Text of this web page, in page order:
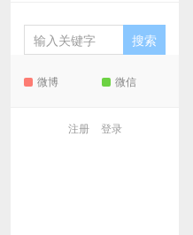
微博 微信
注册 登录